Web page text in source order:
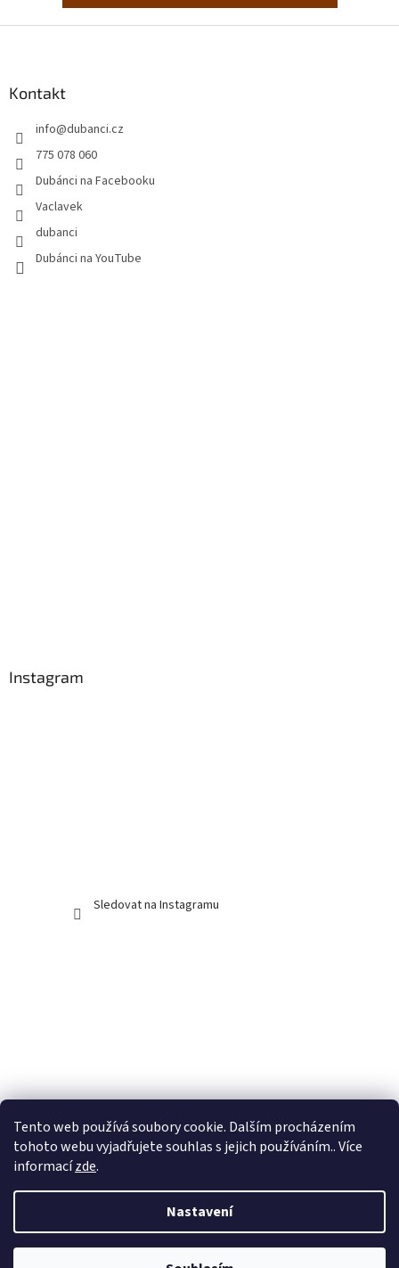
Tento web používá soubory cookie. Dalším procházením
tohoto webu vyjadřujete souhlas s jejich používáním.. Více
informacízde.
Nastavení
Kontakt
info@dubanci.cz
775 078 060
Dubánci na Facebooku
Vaclavek
dubanci
Dubánci na YouTube
Instagram
Sledovat na Instagramu
Vytvořil Shoptet